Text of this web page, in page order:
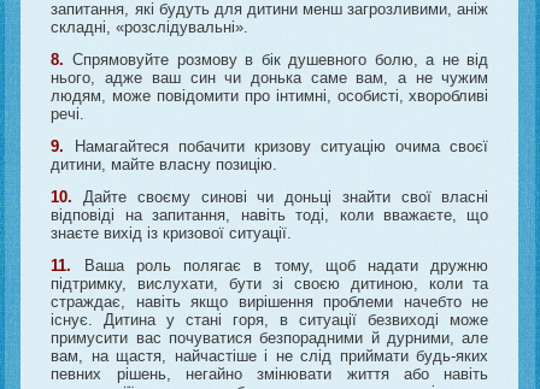
запитання, які будуть для дитини менш загрозливими, аніж
складні, «розслідувальні».
8. Спрямовуйте розмову в бік душевного болю, а не від
нього, адже ваш син чи донька саме вам, а не чужим
людям, може повідомити про інтимні, особисті, хворобливі
речі.
9. Намагайтеся побачити кризову ситуацію очима своєї
дитини, майте власну позицію.
10. Дайте своєму синові чи доньці знайти свої власні
відповіді на запитання, навіть тоді, коли вважаєте, що
знаєте вихід із кризової ситуації.
11. Ваша роль полягає в тому, щоб надати дружню
підтримку, вислухати, бути зі своєю дитиною, коли та
страждає, навіть якщо вирішення проблеми начебто не
існує. Дитина у стані горя, в ситуації безвиході може
примусити вас почуватися безпорадними й дурними, але
вам, на щастя, найчастіше і не слід приймати будь-яких
певних рішень, негайно змінювати життя або навіть